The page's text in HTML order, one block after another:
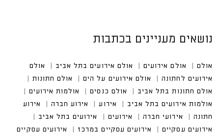
נושאים מעניינים בכתבות
אולם אולם אירועים אולם אירועים בתל אביב
אולם אי
רועים לחתונה
אולם אירועים על הים
אולם חתונות
אולם חתונות בתל אביב
אולם כנסים
אולמות אירועים
אולמות אירועים בתל אביב
אירועים בתל אביב
אירועים עסקיים במרכז
אירועים עסקיים בתל אביב